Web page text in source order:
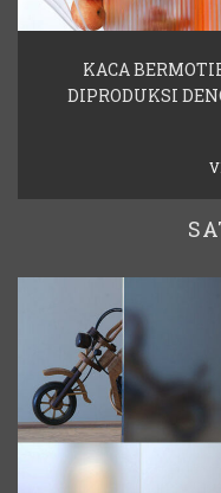
KACA
DIPRODUKSI